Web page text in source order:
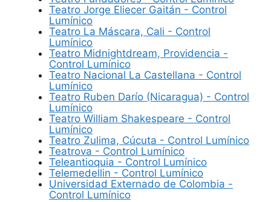
Teatro Jorge Eliecer Gaitán - Control
Lumínico
Teatro La Máscara, Cali - Control
Lumínico
Teatro Midnightdream, Providencia -
Control Lumínico
Teatro Nacional La Castellana - Control
Lumínico
Teatro Ruben Darío (Nicaragua) - Control
Lumínico
Teatro William Shakespeare - Control
Lumínico
Teatro Zulima, Cúcuta - Control Lumínico
Teatrova - Control Lumínico
Teleantioquia - Control Lumínico
Telemedellin - Control Lumínico
Universidad Externado de Colombia -
Control Lumínico